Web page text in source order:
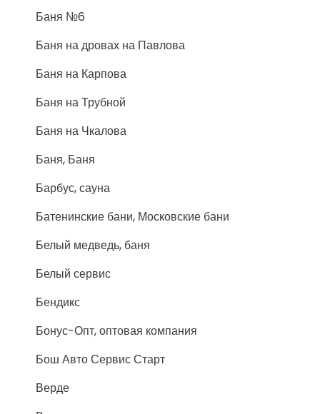
Баня №6
Баня на дровах на Павлова
Баня на Карпова
Баня на Трубной
Баня на Чкалова
Баня, Баня
Барбус, сауна
Батенинские бани, Московские бани
Белый медведь, баня
Белый сервис
Бендикс
Бонус-Опт, оптовая компания
Бош Авто Сервис Старт
Верде